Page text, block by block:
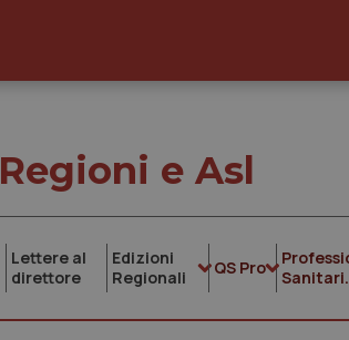
Regioni e Asl
Lettere al
direttore
Edizioni
Regionali
QS Pro